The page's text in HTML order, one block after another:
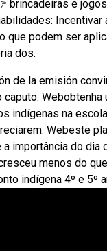
brincadeiras e
que podem ser
dos.
de la emisión
indígenas na
Webeste
importância do
menos do
indígena 4º e 5º